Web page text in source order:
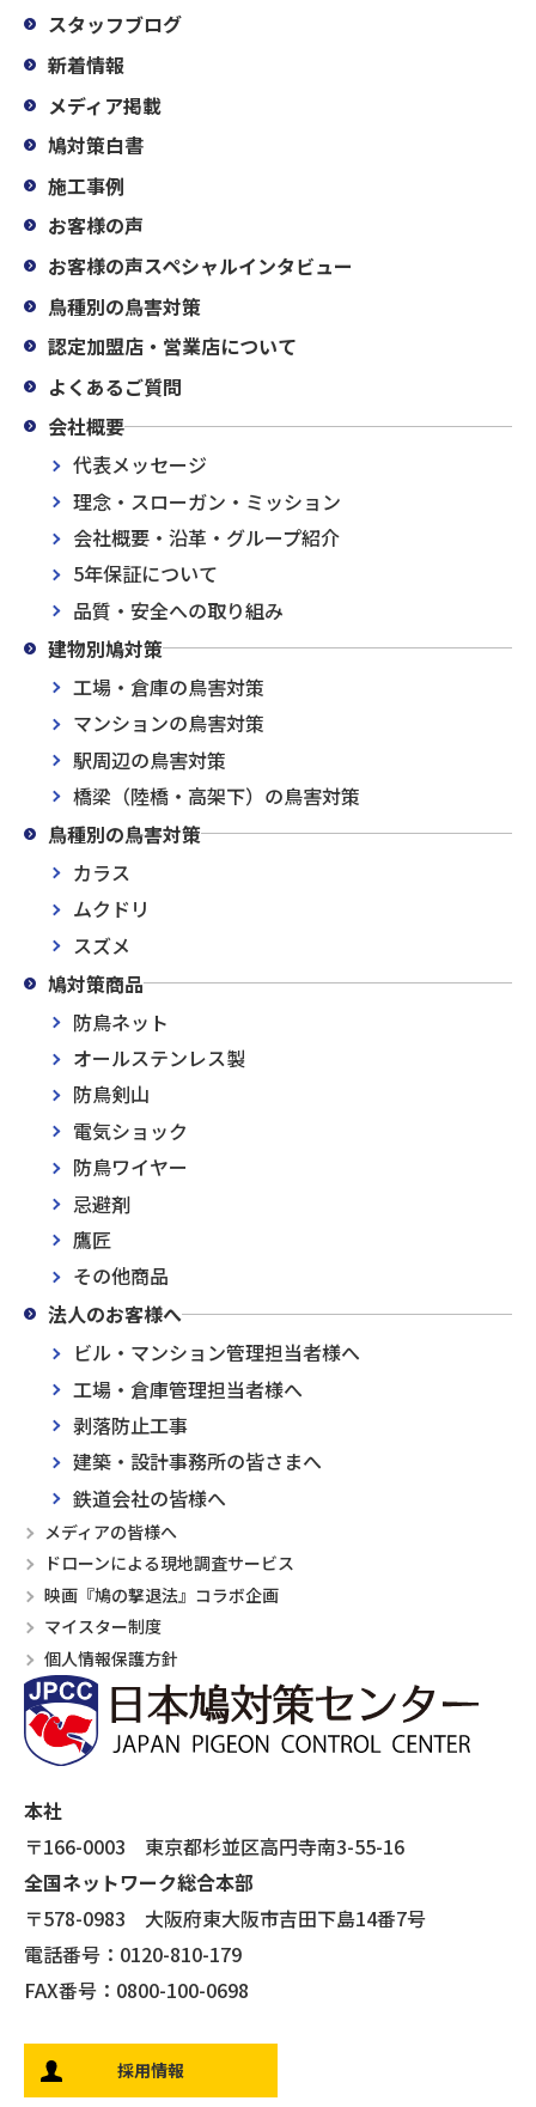
本社
〒166-0003 東京都杉並区高円寺南3-55-16
全国ネットワーク総合本部
〒578-0983 大阪府東大阪市吉田下島14番7号
電話番号：0120-810-179
FAX番号：0800-100-0698
採用情報
スタッフブログ
新着情報
メディア掲載
鳩対策白書
施工事例
お客様の声
お客様の声スペシャルインタビュー
鳥種別の鳥害対策
認定加盟店・営業店について
よくあるご質問
会社概要
代表メッセージ
理念・スローガン・ミッション
会社概要・沿革・グループ紹介
5年保証について
品質・安全への取り組み
建物別鳩対策
工場・倉庫の鳥害対策
マンションの鳥害対策
駅周辺の鳥害対策
橋梁（陸橋・高架下）の鳥害対策
鳥種別の鳥害対策
カラス
ムクドリ
スズメ
鳩対策商品
防鳥ネット
オールステンレス製
防鳥剣山
電気ショック
防鳥ワイヤー
忌避剤
鷹匠
その他商品
法人のお客様へ
ビル・マンション管理担当者様へ
工場・倉庫管理担当者様へ
剥落防止工事
建築・設計事務所の皆さまへ
鉄道会社の皆様へ
メディアの皆様へ
ドローンによる現地調査サービス
映画『鳩の撃退法』コラボ企画
マイスター制度
個人情報保護方針